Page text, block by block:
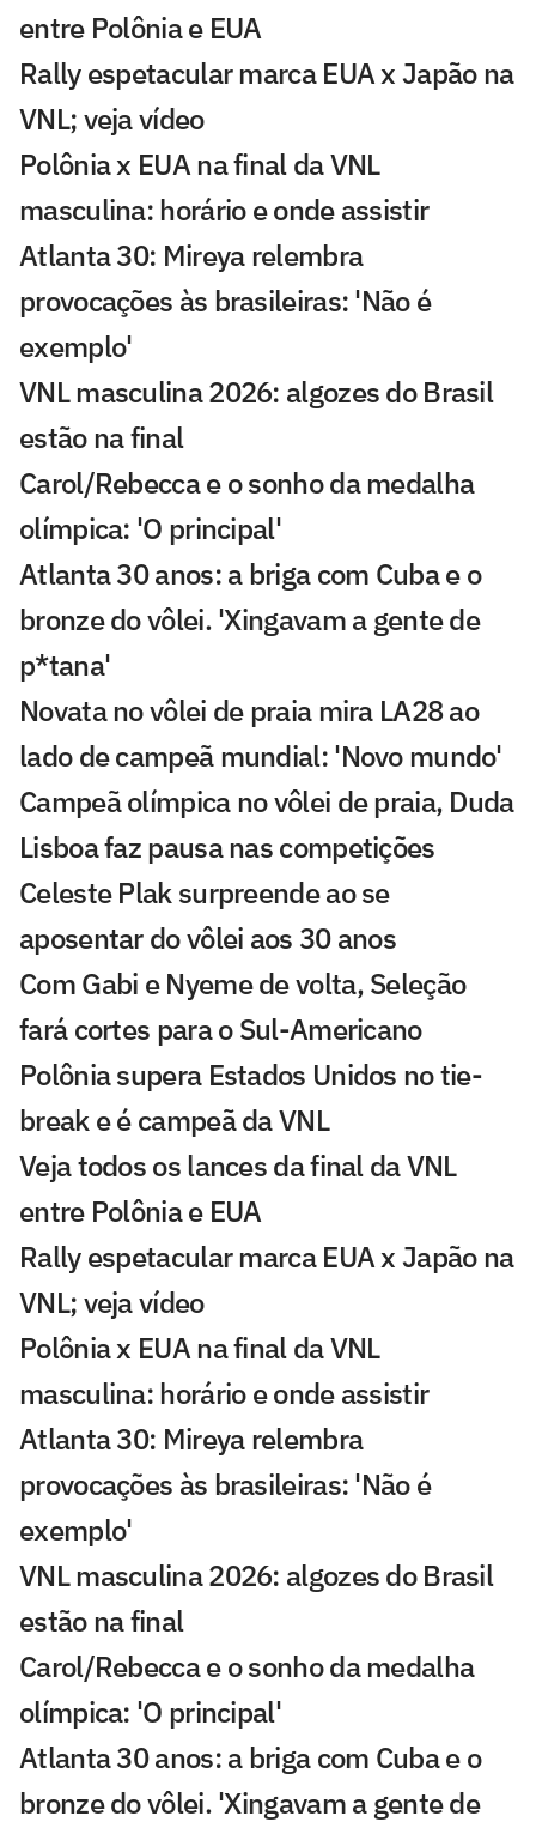
entre Polônia e EUA
Rally espetacular marca EUA x Japão na
VNL; veja vídeo
Polônia x EUA na final da VNL
masculina: horário e onde assistir
Atlanta 30: Mireya relembra
provocações às brasileiras: 'Não é
exemplo'
VNL masculina 2026: algozes do Brasil
estão na final
Carol/Rebecca e o sonho da medalha
olímpica: 'O principal'
Atlanta 30 anos: a briga com Cuba e o
bronze do vôlei. 'Xingavam a gente de
p*tana'
Novata no vôlei de praia mira LA28 ao
lado de campeã mundial: 'Novo mundo'
Campeã olímpica no vôlei de praia, Duda
Lisboa faz pausa nas competições
Celeste Plak surpreende ao se
aposentar do vôlei aos 30 anos
Com Gabi e Nyeme de volta, Seleção
fará cortes para o Sul-Americano
Polônia supera Estados Unidos no tie-
break e é campeã da VNL
Veja todos os lances da final da VNL
entre Polônia e EUA
Rally espetacular marca EUA x Japão na
VNL; veja vídeo
Polônia x EUA na final da VNL
masculina: horário e onde assistir
Atlanta 30: Mireya relembra
provocações às brasileiras: 'Não é
exemplo'
VNL masculina 2026: algozes do Brasil
estão na final
Carol/Rebecca e o sonho da medalha
olímpica: 'O principal'
Atlanta 30 anos: a briga com Cuba e o
bronze do vôlei. 'Xingavam a gente de